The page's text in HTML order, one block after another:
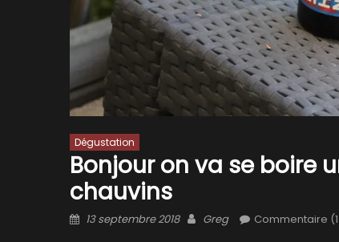
Dégustation
Bonjour on va se boire
chauvins
Posted
13 septembre 2018 Author
Greg Commentaire